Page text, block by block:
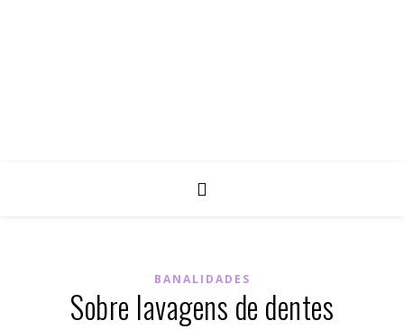
BANALIDADES
Sobre lavagens de dentes